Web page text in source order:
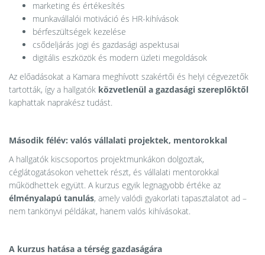
marketing és értékesítés
munkavállalói motiváció és HR-kihívások
bérfeszültségek kezelése
csődeljárás jogi és gazdasági aspektusai
digitális eszközök és modern üzleti megoldások
Az előadásokat a Kamara meghívott szakértői és helyi cégvezetők
tartották, így a hallgatók közvetlenül a gazdasági szereplőktől
kaphattak naprakész tudást.
Második félév: valós vállalati projektek, mentorokkal
A hallgatók kiscsoportos projektmunkákon dolgoztak,
céglátogatásokon vehettek részt, és vállalati mentorokkal
működhettek együtt. A kurzus egyik legnagyobb értéke az
élményalapú tanulás, amely valódi gyakorlati tapasztalatot ad –
nem tankönyvi példákat, hanem valós kihívásokat.
A kurzus hatása a térség gazdaságára